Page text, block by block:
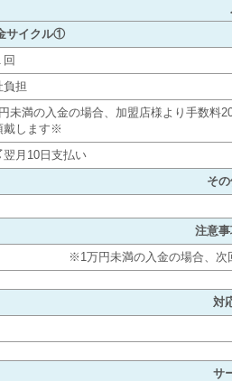
サイクル①
回
負担
未満の入金の場合、加盟店様より手数料
戴します※
翌月10日支払い
そ
注意事
※1万円未満の入金の場合、次
対
サ